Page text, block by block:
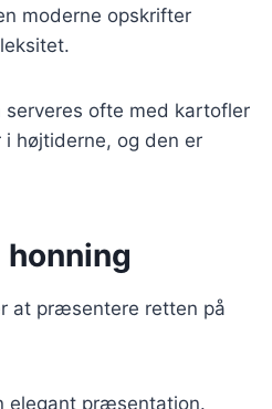
moderne opskrifter
serveres ofte med kartofler
højtiderne, og den er
at præsentere retten på
elegant præsentation.